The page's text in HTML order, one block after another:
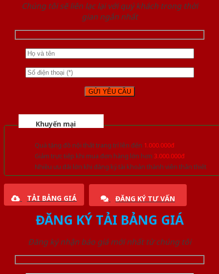
Chúng tôi sẽ liên lạc lại với quý khách trong thời
gian ngắn nhất
Khuyến mại
Quà tặng đồ nội thất trang trí lên đến 1.000.000đ
Giảm trực tiếp khi mua đơn hàng lớn hơn 3.000.000đ
Nhiều ưu đãi lớn khi đăng ký tài khoản thành viên thân thiết
TẢI BẢNG GIÁ ĐĂNG KÝ TƯ VẤN
ĐĂNG KÝ TẢI BẢNG GIÁ
Đăng ký nhận báo giá mới nhất từ chúng tôi